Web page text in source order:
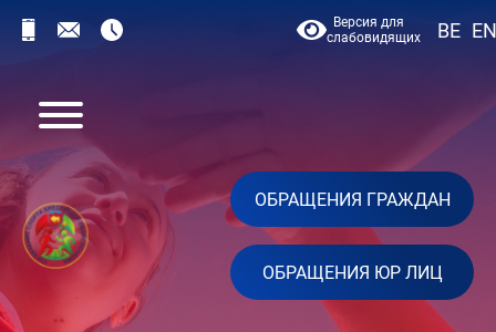
Версия для
слабовидящих
BE EN
ОБРАЩЕНИЯ ГРАЖДАН
ОБРАЩЕНИЯ ЮР ЛИЦ